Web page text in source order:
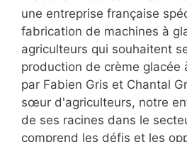
une entreprise française
fabrication de machines à
agriculteurs qui souhaitent
production de crème glacée
par Fabien Gris et Chantal
sœur d'agriculteurs, notre
de ses racines dans le
comprend les défis et les